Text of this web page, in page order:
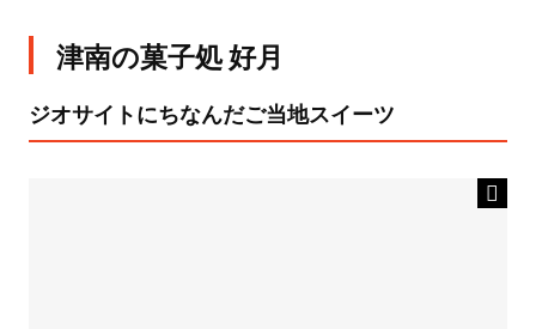
津南の菓子処 好月
ジオサイトにちなんだご当地スイーツ